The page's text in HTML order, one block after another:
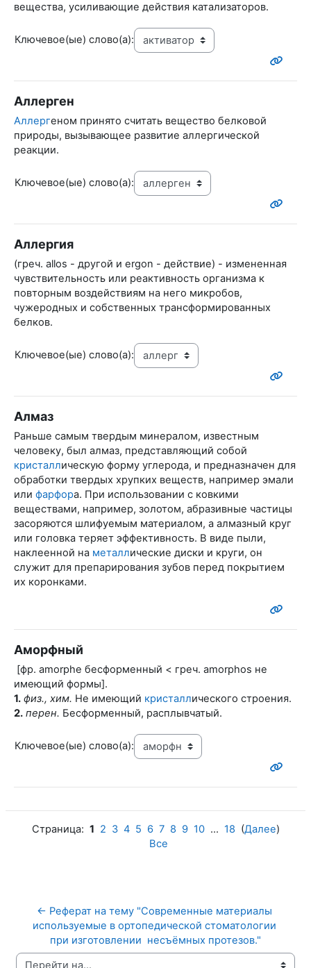
вещества, усиливающие действия катализаторов.
Ключевое(ые) слово(а):
Аллерген
Аллергеном принято считать вещество белковой
природы, вызывающее развитие аллергической
реакции.
Ключевое(ые) слово(а):
Аллергия
(греч. allos - другой и ergon - действие) - измененная
чувствительность или реактивность организма к
повторным воздействиям на него микробов,
чужеродных и собственных трансформированных
белков.
Ключевое(ые) слово(а):
Алмаз
Раньше самым твердым минералом, известным
человеку, был алмаз, представляющий собой
кристаллическую форму углерода, и предназначен для
обработки твердых хрупких веществ, например эмали
или фарфора. При использовании с ковкими
веществами, например, золотом, абразивные частицы
засоряются шлифуемым материалом, а алмазный круг
или головка теряет эффективность. В виде пыли,
наклеенной на металлические диски и круги, он
служит для препарирования зубов перед покрытием
их коронками.
Аморфный
[фр. amorphe бесформенный < греч. amorphos не
имеющий формы].
1. физ., хим. Не имеющий кристаллического строения.
2. перен. Бесформенный, расплывчатый.
Ключевое(ые) слово(а):
Страница: 1 2 3 4 5 6 7 8 9 10... 18 (Далее)
Все
← Реферат на тему "Современные материалы
используемые в ортопедической стоматологии
при изготовлении  несъёмных протезов."